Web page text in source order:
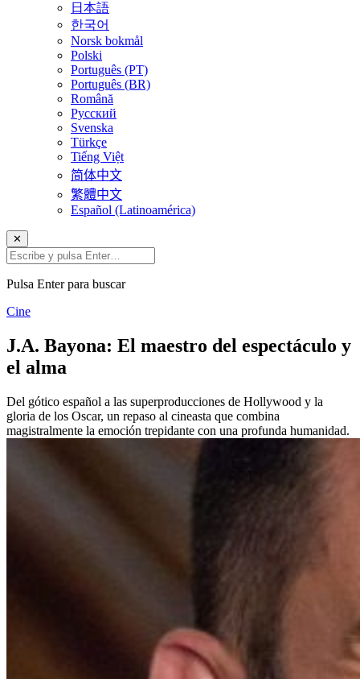
日本語
한국어
Norsk bokmål
Polski
Português (PT)
Português (BR)
Română
Русский
Svenska
Türkçe
Tiếng Việt
简体中文
繁體中文
Español (Latinoamérica)
✕
Pulsa Enter para buscar
Cine
J.A. Bayona: El maestro del espectáculo y
el alma
Del gótico español a las superproducciones de Hollywood y la
gloria de los Oscar, un repaso al cineasta que combina
magistralmente la emoción trepidante con una profunda humanidad.